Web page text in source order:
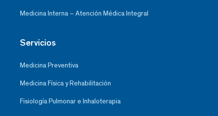
Medicina Interna – Atención Médica Integral
Servicios
Medicina Preventiva
Medicina Física y Rehabilitación
Fisiología Pulmonar e Inhaloterapia